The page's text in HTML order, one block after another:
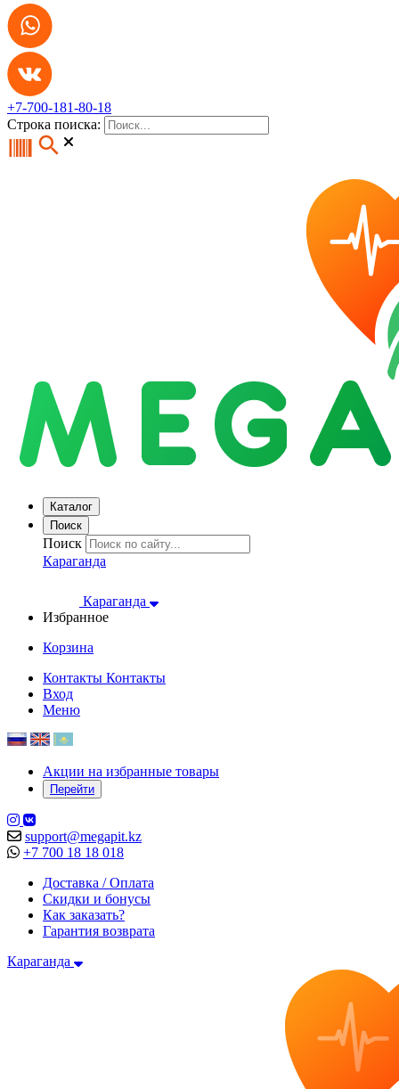
+7-700-181-80-18
Строка поиска:
Каталог
Поиск
Поиск
Караганда
Караганда
Избранное
Корзина
Контакты Контакты
Вход
Меню
Акции на избранные товары
Перейти
support@megapit.kz
+7 700 18 18 018
Доставка / Оплата
Скидки и бонусы
Как заказать?
Гарантия возврата
Караганда